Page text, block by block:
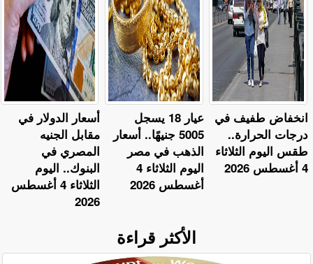
أسعار الدولار في
مقابل الجنيه
المصري في
البنوك.. اليوم
الثلاثاء 4 أغسطس
2026
عيار 18 يسجل
5005 جنيهًا.. أسعار
الذهب في مصر
اليوم الثلاثاء 4
أغسطس 2026
​انخفاض طفيف في
درجات الحرارة..
طقس اليوم الثلاثاء
4 أغسطس 2026
الأكثر قراءة